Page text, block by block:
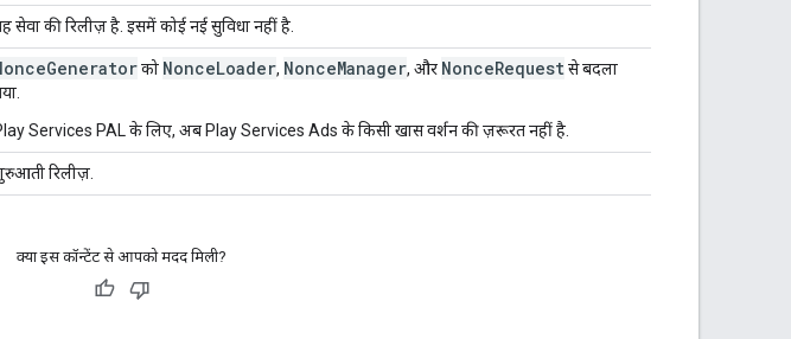
सेवा की रिलीज़ है. इसमें कोई नई सुविधा नहीं है.
को NonceLoader, NonceManager, और NonceRequestसे बदला
Services PAL के लिए, अब Play Services Ads के किसी खास वर्शन की ज़रूरत नहीं है.
रिलीज़.
क्या इस कॉन्टेंट से आपको मदद मिली?